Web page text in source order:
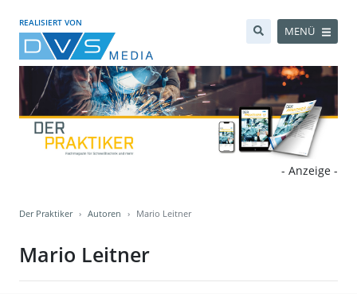
REALISIERT VON
MENÜ
- Anzeige -
Der Praktiker Autoren Mario Leitner
Mario Leitner